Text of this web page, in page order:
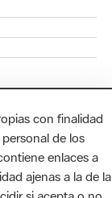
Badajoz, 49.
con finalidad
de los
enlaces a
ajenas a la de la